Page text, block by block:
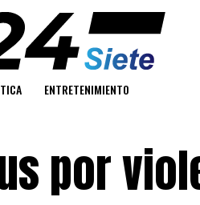
ENTRETENIMIENTO
por